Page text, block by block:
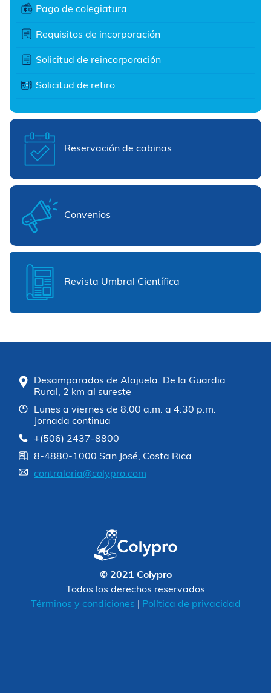
Pago de colegiatura
Requisitos de incorporación
Solicitud de reincorporación
Solicitud de retiro
Reservación de cabinas
Convenios
Revista Umbral Científica
Desamparados de Alajuela. De la Guardia
Rural, 2 km al sureste
Lunes a viernes de 8:00 a.m. a 4:30 p.m.
Jornada continua
+(506) 2437-8800
8-4880-1000 San José, Costa Rica
contraloria@colypro.com
© 2021 Colypro
Todos los derechos reservados
Términos y condiciones
Política de privacidad